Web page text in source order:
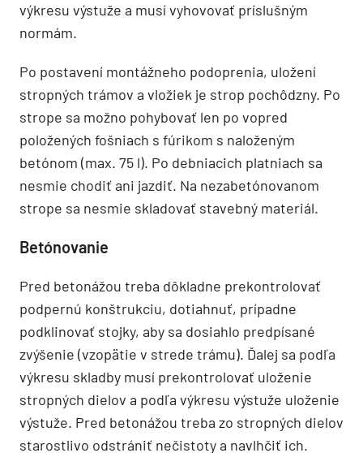
výkresu výstuže a musí vyhovovať príslušným
normám.
Po postavení montážneho podoprenia, uložení
stropných trámov a vložiek je strop pochôdzny. Po
strope sa možno pohybovať len po vopred
položených fošniach s fúrikom s naloženým
betónom (max. 75 l). Po debniacich platniach sa
nesmie chodiť ani jazdiť. Na nezabetónovanom
strope sa nesmie skladovať stavebný materiál.
Betónovanie
Pred betonážou treba dôkladne prekontrolovať
podpernú konštrukciu, dotiahnuť, prípadne
podklinovať stojky, aby sa dosiahlo predpísané
zvýšenie (vzopätie v strede trámu). Ďalej sa podľa
výkresu skladby musí prekontrolovať uloženie
stropných dielov a podľa výkresu výstuže uloženie
výstuže. Pred betonážou treba zo stropných dielov
starostlivo odstrániť nečistoty a navlhčiť ich.